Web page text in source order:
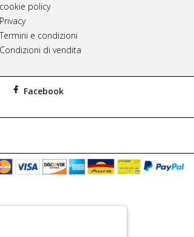
cookie policy
Privacy
Termini e condizioni
Condizioni di vendita
Facebook